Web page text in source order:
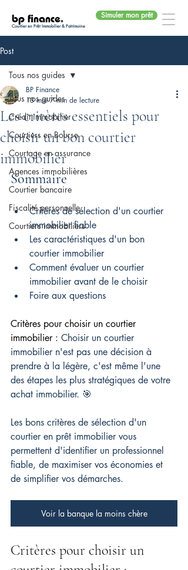
bp finance.
Courtier en Prêt Immobilier & Patrimoine
Simuler mon prêt
Post
Tous nos guides
Crédit immobilier
Courtiers en Bourse
Courtage en assurance
Agences immobilières
Courtier bancaire
Fiscalité personnelle
Courtiers immobiliers
Tous nos guides
Les critères essentiels pour
choisir un bon courtier
immobilier
BP Finance
13 mai 7 min de lecture
Sommaire
Critères de sélection d'un courtier
immobilier fiable
Les caractéristiques d'un bon
courtier immobilier
Comment évaluer un courtier
immobilier avant de le choisir
Foire aux questions
Critères pour choisir un courtier
immobilier : Choisir un courtier
immobilier n'est pas une décision à
prendre à la légère, c'est même l'une
des étapes les plus stratégiques de votre
achat immobilier. 🎯
Les bons critères de sélection d'un
courtier en prêt immobilier vous
permettent d'identifier un professionnel
fiable, de maximiser vos économies et
de simplifier vos démarches.
Voir la banque la moins chère
Critères pour choisir un